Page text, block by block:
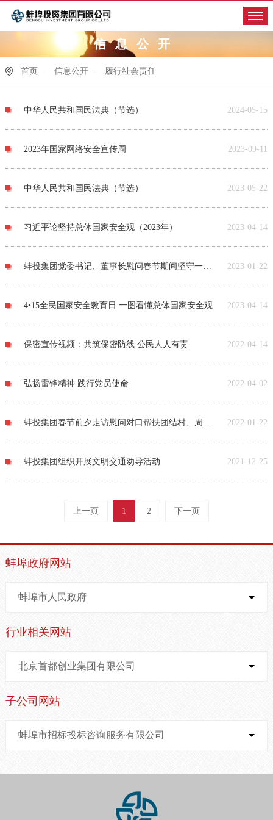
信息公开
首页 信息公开 履行社会责任
2024-05-15
中华人民共和国民法典（节选）
2023-09-11
2023年国家网络安全宣传周
2023-05-22
中华人民共和国民法典（节选）
2023-04-14
习近平论坚持总体国家安全观（2023年）
2023-01-22
蚌投集团党委书记、董事长慰问春节期间坚守一线干部职工
2023-04-14
4•15全民国家安全教育日 一图看懂总体国家安全观
2022-04-14
保密宣传视频：共筑保密防线 公民人人有责
2022-04-02
弘扬雷锋精神 践行党员使命
2022-01-22
2021-12-25
蚌投集团组织开展文明交通劝导活动
上一页 1 2 下一页
蚌埠政府网站
蚌埠市人民政府
行业相关网站
北京首都创业集团有限公司
子公司网站
蚌埠市招标投标咨询服务有限公司